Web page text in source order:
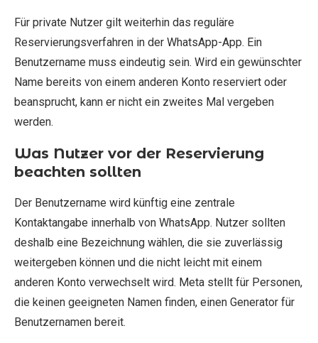
Für private Nutzer gilt weiterhin das reguläre
Reservierungsverfahren in der WhatsApp-App. Ein
Benutzername muss eindeutig sein. Wird ein gewünschter
Name bereits von einem anderen Konto reserviert oder
beansprucht, kann er nicht ein zweites Mal vergeben
werden.
Was Nutzer vor der Reservierung
beachten sollten
Der Benutzername wird künftig eine zentrale
Kontaktangabe innerhalb von WhatsApp. Nutzer sollten
deshalb eine Bezeichnung wählen, die sie zuverlässig
weitergeben können und die nicht leicht mit einem
anderen Konto verwechselt wird. Meta stellt für Personen,
die keinen geeigneten Namen finden, einen Generator für
Benutzernamen bereit.